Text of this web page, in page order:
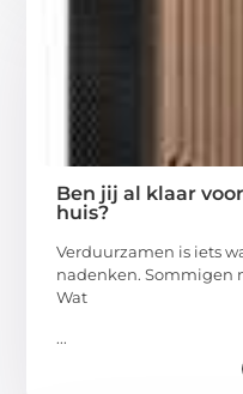
Ben jij al klaar
huis?
Verduurzamen is iets
nadenken. Sommigen
Wat
...